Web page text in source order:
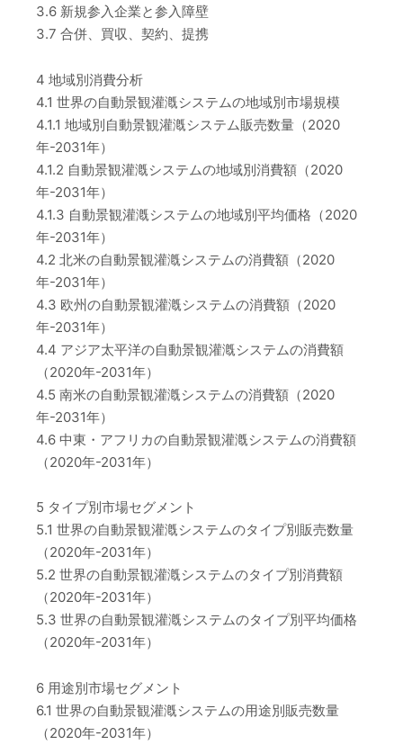
3.6 新規参入企業と参入障壁
3.7 合併、買収、契約、提携
4 地域別消費分析
4.1 世界の自動景観灌漑システムの地域別市場規模
4.1.1 地域別自動景観灌漑システム販売数量（2020
年-2031年）
4.1.2 自動景観灌漑システムの地域別消費額（2020
年-2031年）
4.1.3 自動景観灌漑システムの地域別平均価格（2020
年-2031年）
4.2 北米の自動景観灌漑システムの消費額（2020
年-2031年）
4.3 欧州の自動景観灌漑システムの消費額（2020
年-2031年）
4.4 アジア太平洋の自動景観灌漑システムの消費額
（2020年-2031年）
4.5 南米の自動景観灌漑システムの消費額（2020
年-2031年）
4.6 中東・アフリカの自動景観灌漑システムの消費額
（2020年-2031年）
5 タイプ別市場セグメント
5.1 世界の自動景観灌漑システムのタイプ別販売数量
（2020年-2031年）
5.2 世界の自動景観灌漑システムのタイプ別消費額
（2020年-2031年）
5.3 世界の自動景観灌漑システムのタイプ別平均価格
（2020年-2031年）
6 用途別市場セグメント
6.1 世界の自動景観灌漑システムの用途別販売数量
（2020年-2031年）